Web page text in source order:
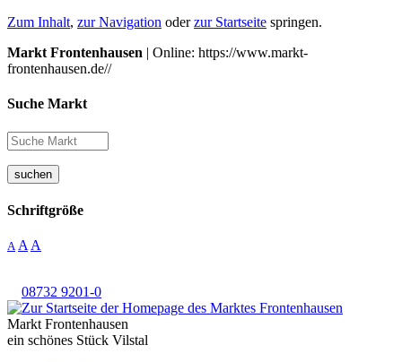
Zum Inhalt, zur Navigation oderzur Startseite springen.
Markt Frontenhausen | Online: https://www.markt-
frontenhausen.de//
Suche Markt
suchen
Schriftgröße
A A A
08732 9201-0
Markt Frontenhausen
ein schönes Stück Vilstal